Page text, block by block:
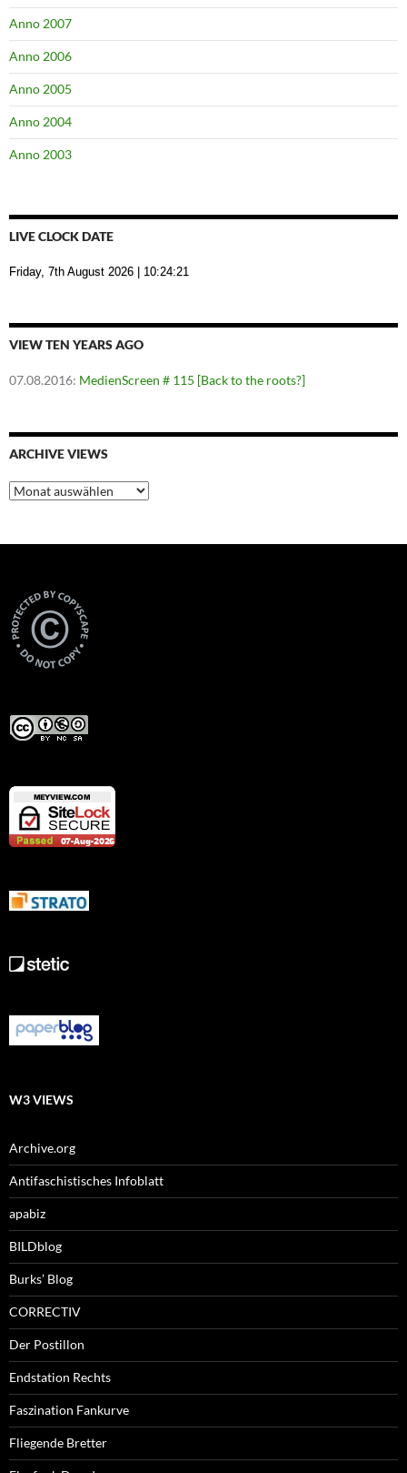
Anno 2007
Anno 2006
Anno 2005
Anno 2004
Anno 2003
LIVE CLOCK DATE
Friday, 7th August 2026 | 10:24:21
VIEW TEN YEARS AGO
07.08.2016: MedienScreen # 115 [Back to the roots?]
ARCHIVE VIEWS
Archive
Views
W3 VIEWS
Archive.org
Antifaschistisches Infoblatt
apabiz
BILDblog
Burks’ Blog
CORRECTIV
Der Postillon
Endstation Rechts
Faszination Fankurve
Fliegende Bretter